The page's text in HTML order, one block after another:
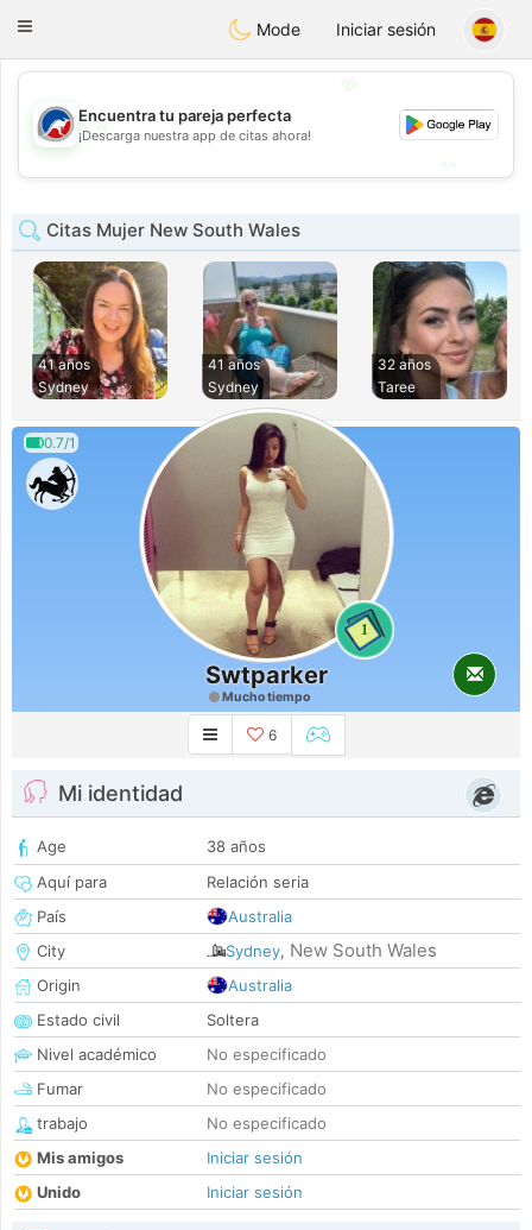
Australia Chat
Toggle
Mode Iniciar sesión
💖
💕
Encuentra tu pareja perfecta
¡Descarga nuestra app de citas ahora!
Citas Mujer New South Wales
41 años
Sydney
41 años
Sydney
32 años
Taree
0.7/1
1
Swtparker
Mucho tiempo
6
Mi identidad
Age
38 años
Aquí para
Relación seria
País
Australia
City
Sydney, New South Wales
Origin
Australia
Estado civil
Soltera
Nivel académico
No especificado
Fumar
No especificado
trabajo
No especificado
Mis amigos
Iniciar sesión
Unido
Iniciar sesión